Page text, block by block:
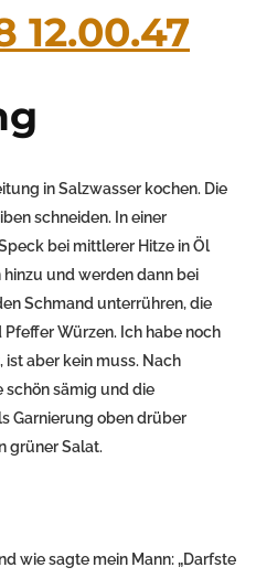
in Salzwasser kochen. Die
schneiden. In einer
bei mittlerer Hitze in Öl
und werden dann bei
Schmand unterrühren, die
Würzen. Ich habe noch
aber kein muss. Nach
schön sämig und die
Garnierung oben drüber
grüner Salat.
wie sagte mein Mann: „Darfste